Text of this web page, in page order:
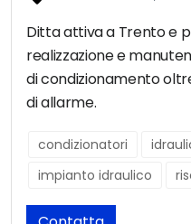
Ditta attiva a Trento e
realizzazione e
di condizionamento
di allarme.
condizionatori
impianto idraulico